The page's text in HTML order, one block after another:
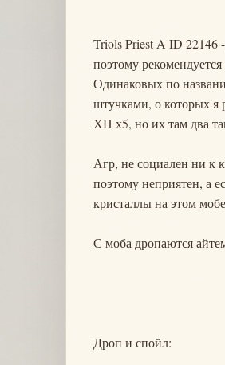
Triols Priest A ID 22146
поэтому
Одинаковых по
штучками, о которых я
ХП х5, но их там два
Агр, не социален ни к
поэтому неприятен, а
кристаллы на этом
С моба дропаются
Дроп и спойл: